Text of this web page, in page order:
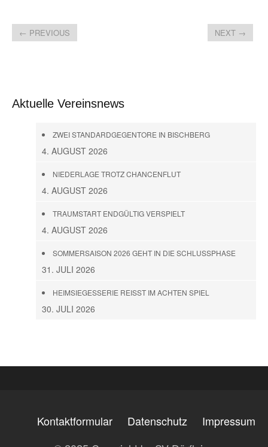
← PREVIOUS NEXT →
Aktuelle Vereinsnews
ZWEI STANDARDGEGENTORE IN BISCHBERG
4. AUGUST 2026
NIEDERLAGE TROTZ CHANCENFLUT
4. AUGUST 2026
TRAUMSTART ENDGÜLTIG VERSPIELT
4. AUGUST 2026
SOMMERSAISON 2026 GEHT IN DIE SCHLUSSPHASE
31. JULI 2026
HEIMSIEGESSERIE REISST IM ACHTEN SPIEL
30. JULI 2026
Kontaktformular Datenschutz
Impressum